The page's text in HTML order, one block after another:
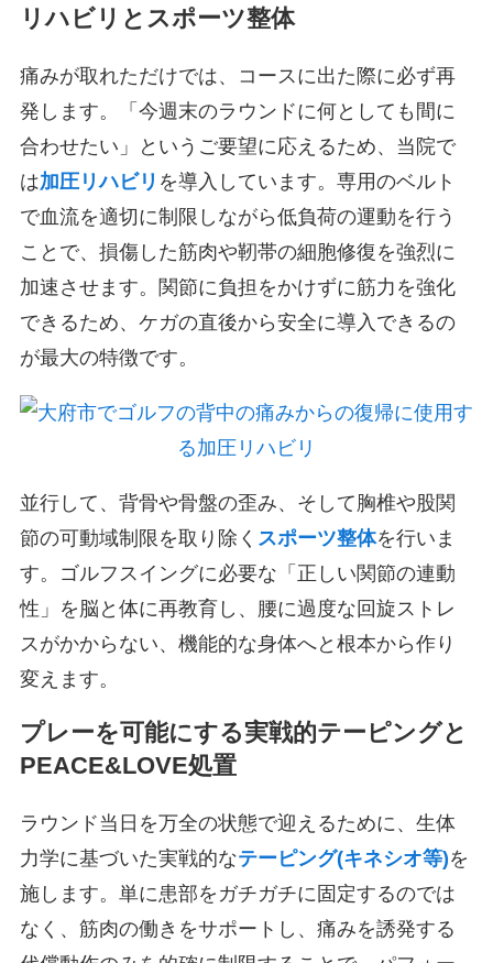
リハビリとスポーツ整体
痛みが取れただけでは、コースに出た際に必ず再
発します。「今週末のラウンドに何としても間に
合わせたい」というご要望に応えるため、当院で
は加圧リハビリ を導入しています。専用のベルト
で血流を適切に制限しながら低負荷の運動を行う
ことで、損傷した筋肉や靭帯の細胞修復を強烈に
加速させます。関節に負担をかけずに筋力を強化
できるため、ケガの直後から安全に導入できるの
が最大の特徴です。
並行して、背骨や骨盤の歪み、そして胸椎や股関
節の可動域制限を取り除く スポーツ整体を行いま
す。ゴルフスイングに必要な「正しい関節の連動
性」を脳と体に再教育し、腰に過度な回旋ストレ
スがかからない、機能的な身体へと根本から作り
変えます。
プレーを可能にする実戦的テーピングと
PEACE&LOVE処置
ラウンド当日を万全の状態で迎えるために、生体
力学に基づいた実戦的なテーピング(キネシオ等)を
施します。単に患部をガチガチに固定するのでは
なく、筋肉の働きをサポートし、痛みを誘発する